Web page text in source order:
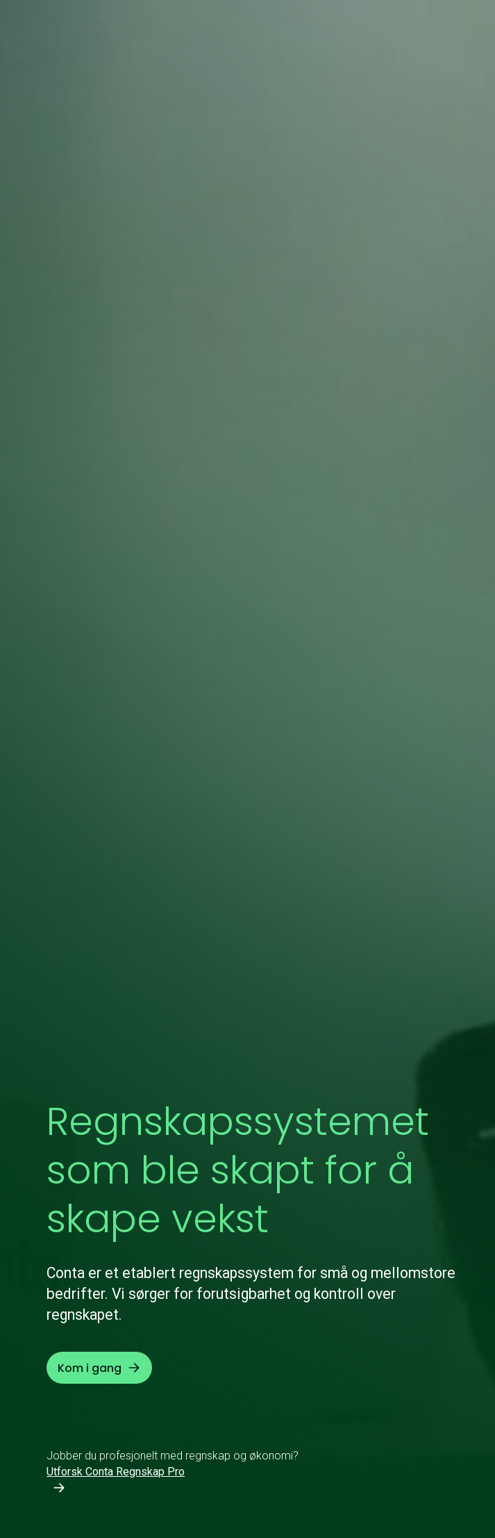
Regnskapssystemet
som ble skapt for å
skape vekst
Conta er et etablert regnskapssystem for små og mellomstore
bedrifter. Vi sørger for forutsigbarhet og kontroll over
regnskapet.
Kom i gang
Jobber du profesjonelt med regnskap og økonomi?
Utforsk Conta Regnskap Pro